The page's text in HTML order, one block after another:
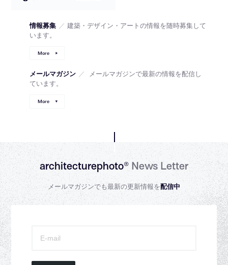
情報募集 ／ 建築・デザイン・アートの情報を随時募集して
います。
More
メールマガジン ／
メールマガジンで最新の情報を配信し
ています。
More
architecturephoto®News Letter
メールマガジンでも最新の更新情報を配信中